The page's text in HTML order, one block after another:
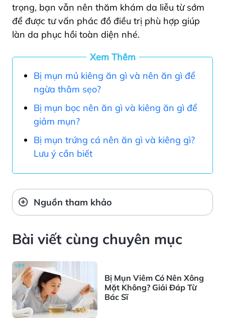
trọng, bạn vẫn nên thăm khám da liễu từ sớm
để được tư vấn phác đồ điều trị phù hợp giúp
làn da phục hồi toàn diện nhé.
Xem Thêm
Bị mụn mủ kiêng ăn gì và nên ăn gì để
ngừa thâm sẹo?
Bị mụn bọc nên ăn gì và kiêng ăn gì để
giảm mụn?
Bị mụn trứng cá nên ăn gì và kiêng gì?
Lưu ý cần biết
Nguồn tham khảo
Bài viết cùng chuyên mục
Bị Mụn Viêm Có Nên Xông
Mặt Không? Giải Đáp Từ
Bác Sĩ